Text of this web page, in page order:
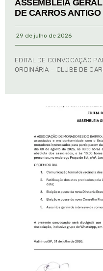
ASSEMBLÉIA
DE CARROS
29 de julho de 2026
EDITAL DE CONVOCAÇÃO
ORDINÁRIA – CLUBE DE